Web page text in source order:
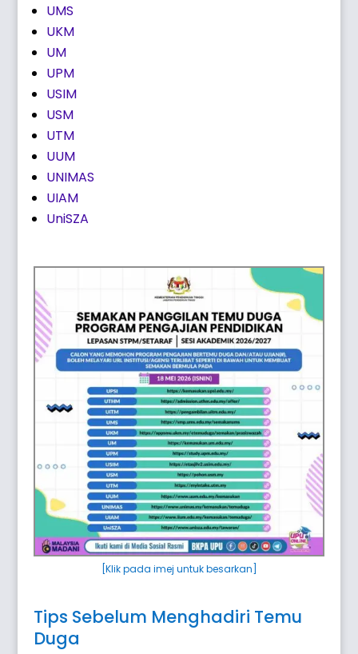
UMS
UKM
UM
UPM
USIM
USM
UTM
UUM
UNIMAS
UIAM
UniSZA
[Klik pada imej untuk besarkan]
Tips Sebelum Menghadiri Temu
Duga